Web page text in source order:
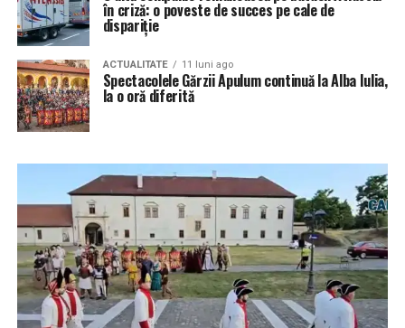
în criză: o poveste de succes pe cale de
dispariție
ACTUALITATE 11 luni ago
Spectacolele Gărzii Apulum continuă la Alba Iulia,
la o oră diferită